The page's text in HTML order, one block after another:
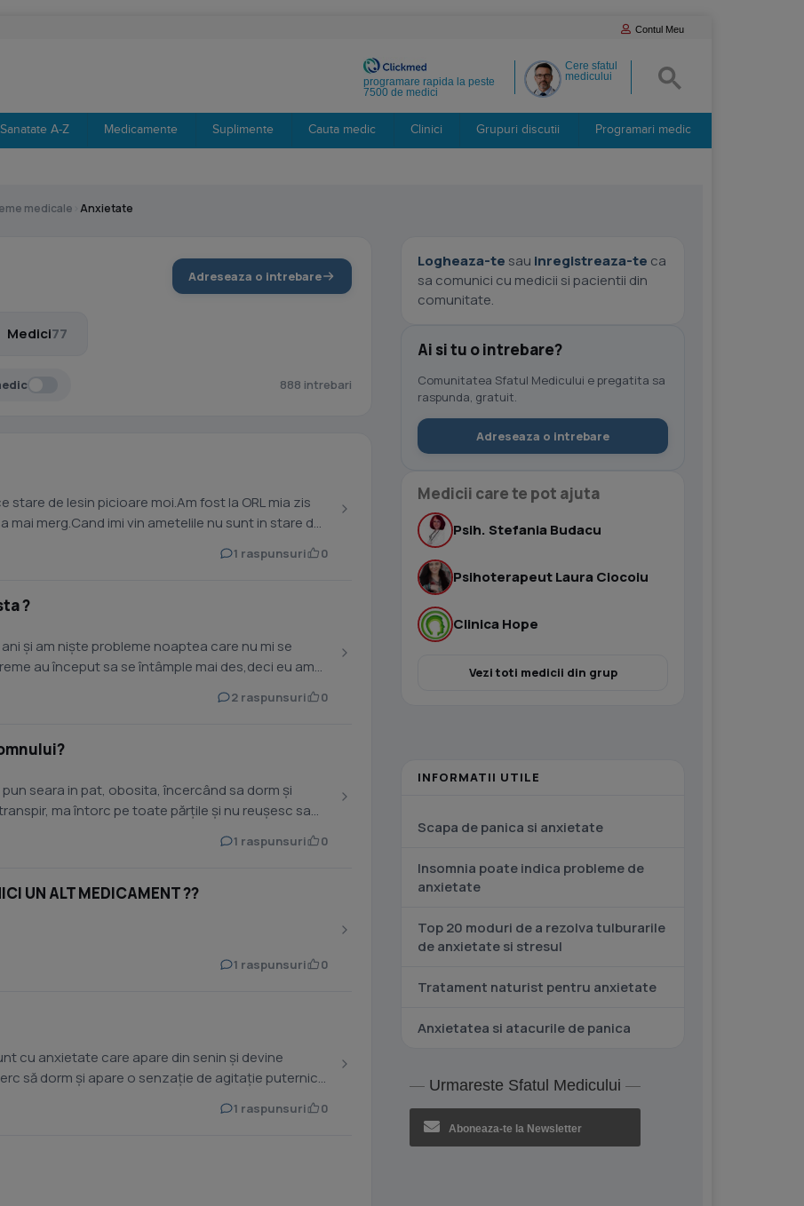
Contul Meu
Cere sfatul
medicului
programare rapida la peste
7500 de medici
Sanatate A-Z Medicamente Suplimente Cauta medic Clinici Grupuri discutii Programari medic
medicale Anxietate
Adreseaza o intrebare
Medici77
888 intrebari
stare de lesin picioare moi.Am fost la ORL mia zis
merg.Cand imi vin ametelile nu sunt in stare de
1 raspunsuri 0
?
și am niște probleme noaptea care nu mi se
au început sa se întâmple mai des,deci eu am
2 raspunsuri 0
seara in pat, obosita, încercând sa dorm și
ma întorc pe toate părțile și nu reușesc sa
1 raspunsuri 0
UN ALT MEDICAMENT ??
1 raspunsuri 0
cu anxietate care apare din senin și devine
să dorm și apare o senzație de agitație puternică
1 raspunsuri 0
Logheaza-te sau inregistreaza-te ca
sa comunici cu medicii si pacientii din
comunitate.
Ai si tu o intrebare?
Comunitatea Sfatul Medicului e pregatita sa
raspunda, gratuit.
Adreseaza o intrebare
Medicii care te pot ajuta
Psih. Stefania Budacu
Psihoterapeut Laura Ciocoiu
Clinica Hope
Vezi toti medicii din grup
INFORMATII UTILE
Scapa de panica si anxietate
Insomnia poate indica probleme de
anxietate
Top 20 moduri de a rezolva tulburarile
de anxietate si stresul
Tratament naturist pentru anxietate
Anxietatea si atacurile de panica
Urmareste Sfatul Medicului
Aboneaza-te la Newsletter